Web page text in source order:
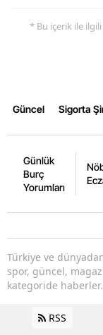
* Bu içerik ile
Güncel Sigorta
Günlük
Burç
Yorumları
Türkiye ve
spor, güncel,
kategoride haberler.
RSS